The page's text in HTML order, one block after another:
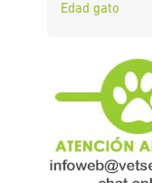
Edad gato